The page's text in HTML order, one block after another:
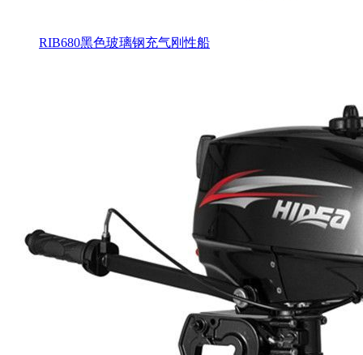
RIB680黑色玻璃钢充气刚性船